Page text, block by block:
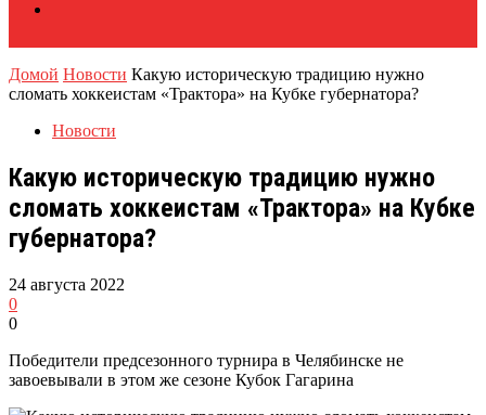
Домой Новости Какую историческую традицию нужно
сломать хоккеистам «Трактора» на Кубке губернатора?
Новости
Какую историческую традицию нужно
сломать хоккеистам «Трактора» на Кубке
губернатора?
24 августа 2022
0
0
Победители предсезонного турнира в Челябинске не
завоевывали в этом же сезоне Кубок Гагарина